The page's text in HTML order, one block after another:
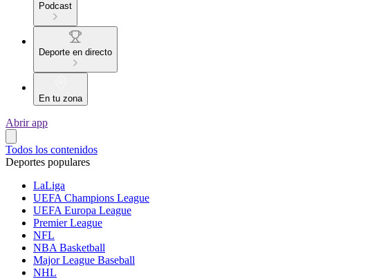
Podcast
Deporte en directo
En tu zona
Abrir app
Todos los contenidos
Deportes populares
LaLiga
UEFA Champions League
UEFA Europa League
Premier League
NFL
NBA Basketball
Major League Baseball
NHL